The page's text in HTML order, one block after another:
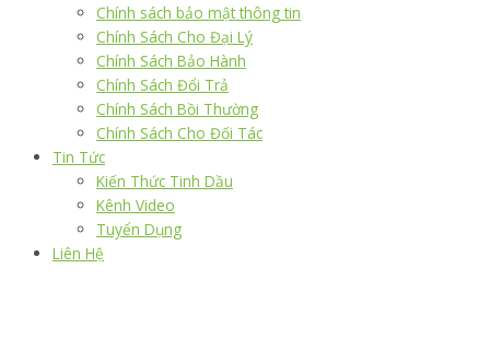
Chính sách bảo mật thông tin
Chính Sách Cho Đại Lý
Chính Sách Bảo Hành
Chính Sách Đổi Trả
Chính Sách Bồi Thường
Chính Sách Cho Đối Tác
Tin Tức
Kiến Thức Tinh Dầu
Kênh Video
Tuyển Dụng
Liên Hệ